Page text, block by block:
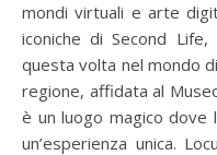
mondi virtuali e arte
iconiche di Second
questa volta nel mondo
regione, affidata al
è un luogo magico dove
un’esperienza unica.